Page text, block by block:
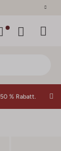
50 % Rabatt.